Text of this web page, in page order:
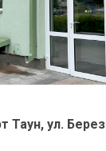
Таун, ул.